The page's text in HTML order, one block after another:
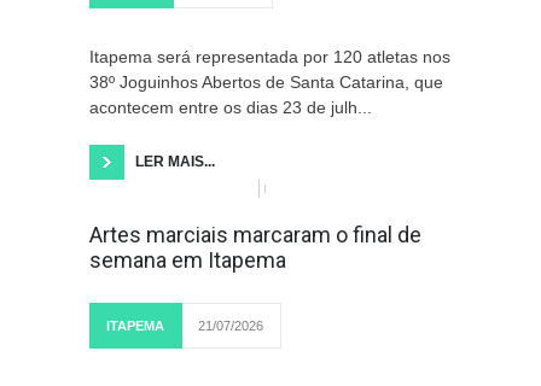
Itapema será representada por 120 atletas nos
38º Joguinhos Abertos de Santa Catarina, que
acontecem entre os dias 23 de julh...
LER MAIS...
Artes marciais marcaram o final de
semana em Itapema
ITAPEMA 21/07/2026